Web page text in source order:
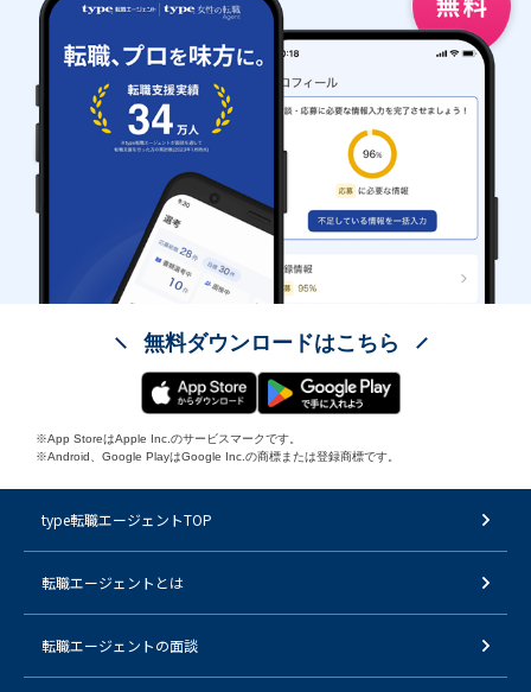
無料ダウンロードはこちら
※App StoreはApple Inc.のサービスマークです。
※Android、Google PlayはGoogle Inc.の商標または登録商標です。
type転職エージェントTOP
転職エージェントとは
転職エージェントの面談